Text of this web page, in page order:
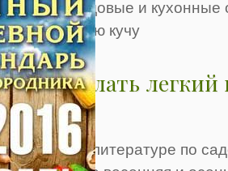
так как садовые и
компостную кучу
Как сделать
огород
Раньше в литературе по